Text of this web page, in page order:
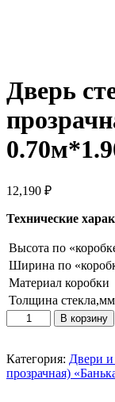
Дверь
12,190 ₽
Технические
Высота по
Ширина по
Материал коробки
Толщина стекла,мм
Количество
товара
стеклянная(Бронза
прозрачная)
В корзину
Категория: Двери
прозрачная)